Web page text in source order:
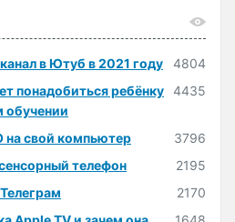
в Ютуб в 2021 году
4804
понадобиться ребёнку
обучении
4435
на свой компьютер
3796
телефон
2195
2170